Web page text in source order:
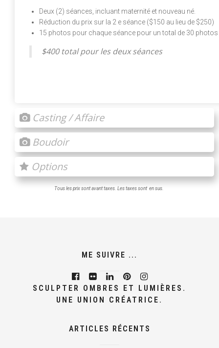
Deux (2) séances, incluant maternité et nouveau né.
Réduction du prix sur la 2 e séance ($150 au lieu de $250)
15 photos pour chaque séance pour un total de 30 photos
$400 total pour les deux séances
Casting / Affaire
Boudoir
Options
Tous les prix sont avant taxes. Les taxes sont en sus.
ME SUIVRE ...
SCULPTER OMBRES ET LUMIÈRES.
UNE UNION CRÉATRICE.
ARTICLES RÉCENTS